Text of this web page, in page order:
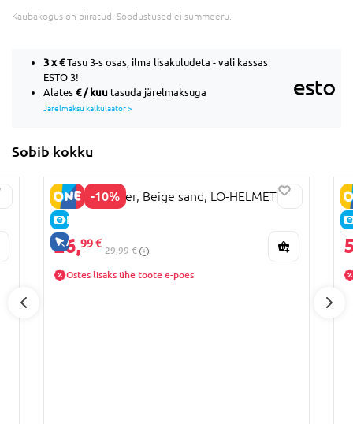
Kaubakogus on piiratud. Soodustused ei summeeru.
3 x€Tasu 3-s osas, ilma lisakuludeta - vali kassas
ESTO 3!
Alates € / kuu tasuda järelmaksuga
Järelmaksu kalkulaator >
Sobib kokku
-10%
E-HIND
AINULT VEEBIS
LIONELO kiiver, Beige sand, LO-HELMET
26,99 €
29,99 €
Ostes lisaks ühe toote e-poes